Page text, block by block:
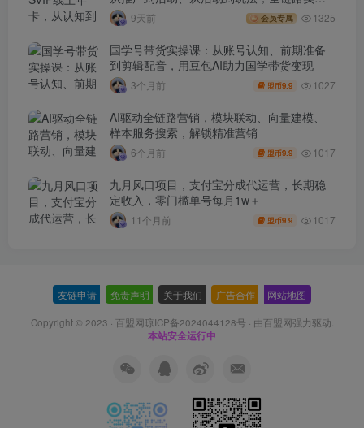
(260730)
9天前 会员专属 1325
国学号带货实操课：从账号认知、前期准备
到剪辑配音，用豆包AI助力国学带货变现
3个月前 盟币9.9 1027
AI驱动全链路营销，模块联动、向量建模、
样本服务搜索，解锁精准营销
6个月前 盟币9.9 1017
九月风口项目，支付宝分成代运营，长期稳
定收入，零门槛单号每月1w＋
11个月前 盟币9.9 1017
友链申请 免责声明 关于我们 广告合作 网站地图
Copyright © 2023 · 百盟网琼ICP备2024044128号 · 由百盟网强力驱动.
本站安全运行中